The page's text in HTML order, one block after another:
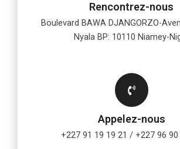
Rencontrez-nous
Boulevard BAWA DJANGORZO-
Nyala BP: 10110 Niamey-
Appelez-nous
+227 91 19 19 21 / +227 96